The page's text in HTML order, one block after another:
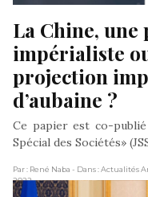
La Chine, une
impérialiste
projection
d’aubaine ?
Ce papier est co-
Spécial des Sociétés»
Par : René Naba - Dans : Actualités
2022